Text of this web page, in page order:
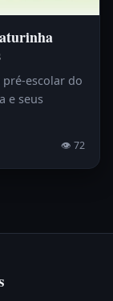
pré-escolar do
e seus
👁 72